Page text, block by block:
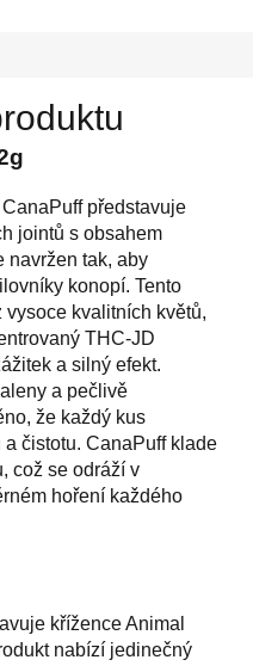
představuje
jointů s obsahem
navržen tak, aby
konopí. Tento
kvalitních květů,
THC-JD
a silný efekt.
a pečlivě
že každý kus
čistotu. CanaPuff klade
což se odráží v
hoření každého
křížence Animal
nabízí jedinečný